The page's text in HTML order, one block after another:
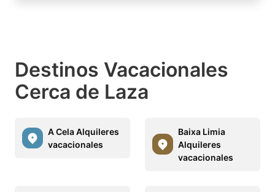
Destinos Vacacionales
Cerca de Laza
A Cela Alquileres
vacacionales
Baixa Limia
Alquileres
vacacionales